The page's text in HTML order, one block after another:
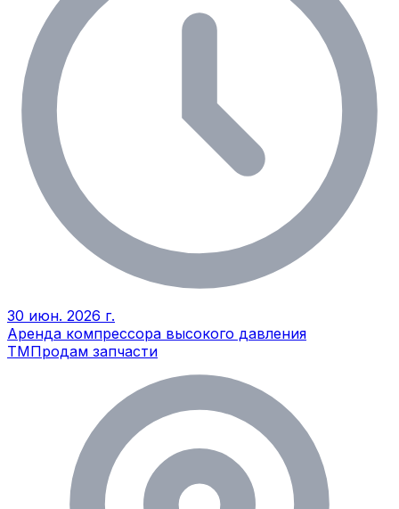
30 июн. 2026 г.
Аренда компрессора высокого давления
ТМПродам запчасти